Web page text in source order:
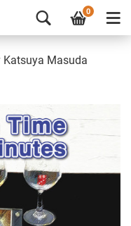
0
Katsuya Masuda